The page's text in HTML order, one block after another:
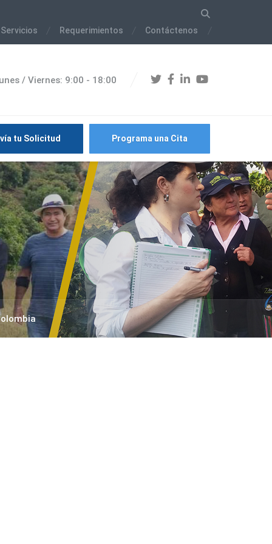
Requerimientos Contáctenos
/ Viernes: 9:00 - 18:00
tu Solicitud Programa una Cita